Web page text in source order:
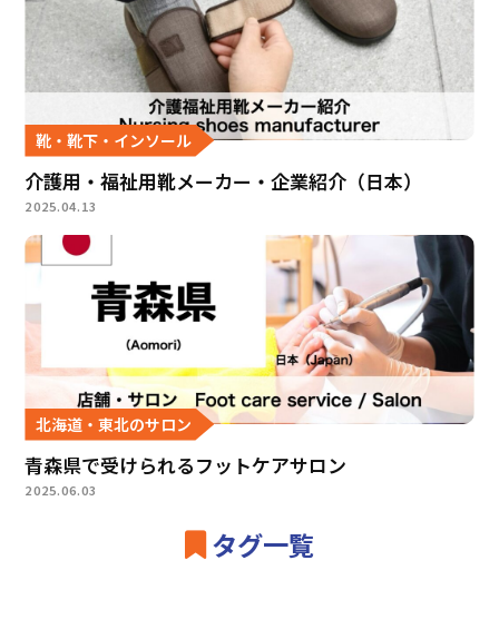
靴・靴下・インソール
介護用・福祉用靴メーカー・企業紹介（日本）
2025.04.13
北海道・東北のサロン
青森県で受けられるフットケアサロン
2025.06.03
タグ一覧